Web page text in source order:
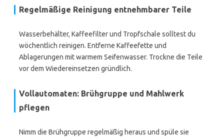
Regelmäßige Reinigung entnehmbarer Teile
Wasserbehälter, Kaffeefilter und Tropfschale solltest du
wöchentlich reinigen. Entferne Kaffeefette und
Ablagerungen mit warmem Seifenwasser. Trockne die Teile
vor dem Wiedereinsetzen gründlich.
Vollautomaten: Brühgruppe und Mahlwerk
pflegen
Nimm die Brühgruppe regelmäßig heraus und spüle sie